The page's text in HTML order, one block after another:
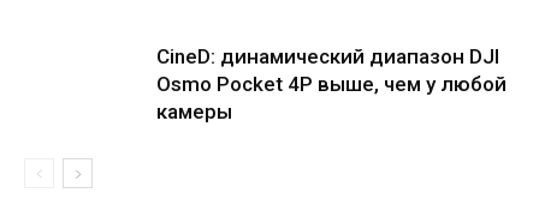
CineD: динамический диапазон DJI
Osmo Pocket 4P выше, чем у любой
камеры